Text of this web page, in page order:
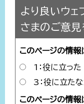
より良いウェ
さまのご意見
このページの情報
1：役に立った
3：役に立た
このページの情